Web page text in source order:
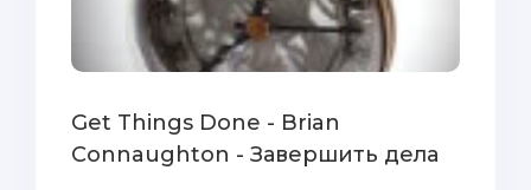
Get Things Done - Brian
Connaughton - Завершить дела